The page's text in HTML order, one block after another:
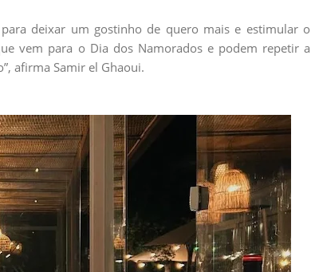
deixar um gostinho de quero mais e estimular o
vem para o Dia dos Namorados e podem repetir a
afirma Samir el Ghaoui.